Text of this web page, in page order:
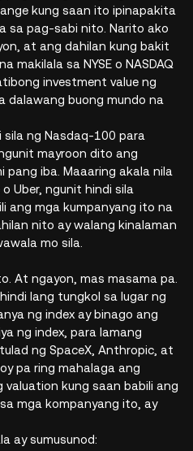
kung saan ito ipinapakita
sa pag-sabi nito. Narito ako
at ang dahilan kung bakit
makilala sa NYSE o NASDAQ
investment value ng
dalawang buong mundo na
sila ng Nasdaq-100 para
mayroon dito ang
iba. Maaaring akala nila
Uber, ngunit hindi sila
ang mga kumpanyang ito na
nito ay walang kinalaman
mo sila.
At ngayon, mas masama pa.
lang tungkol sa lugar ng
ng index ay binago ang
ng index, para lamang
ng SpaceX, Anthropic, at
pa ring mahalaga ang
kung saan babili ang
mga kompanyang ito, ay
ay sumusunod: